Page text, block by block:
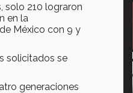
solo 210 lograron
en la
México con 9 y
solicitados se
generaciones